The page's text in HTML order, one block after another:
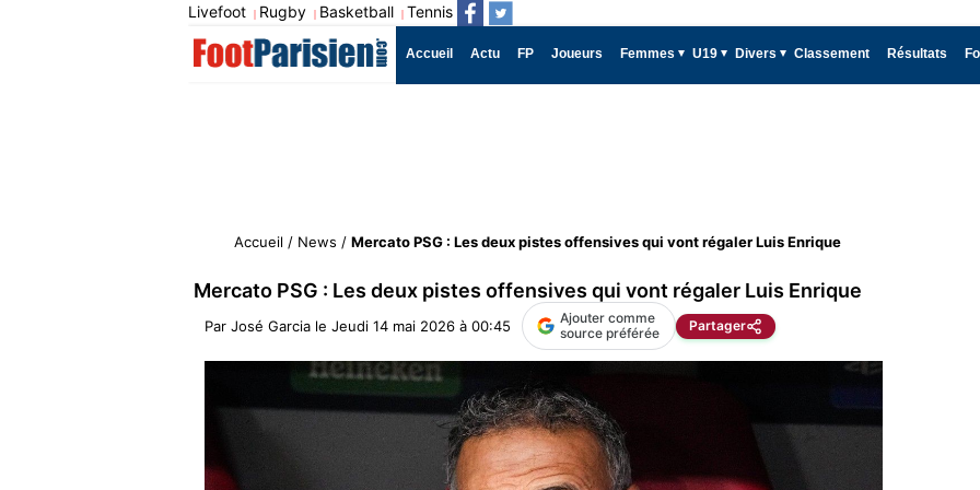
Livefoot | Rugby | Basketball | Tennis
Accueil Actu FP Joueurs Femmes U19 Divers Classement Résultats
Accueil / News / Mercato PSG : Les deux pistes offensives qui vont régaler Luis Enrique
Mercato PSG : Les deux pistes offensives qui vont régaler Luis Enrique
Par José Garcia le Jeudi 14 mai 2026 à 00:45
Ajouter comme
source préférée
Partager